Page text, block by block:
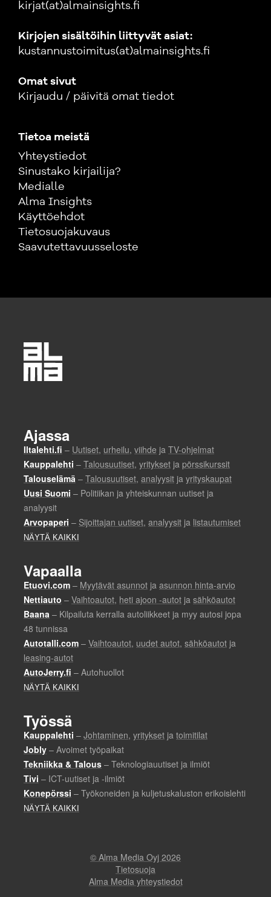
kirjat(at)almainsights.fi
Kirjojen sisältöihin liittyvät asiat:
kustannustoimitus(at)almainsights.fi
Omat sivut
Kirjaudu / päivitä omat tiedot
Tietoa meistä
Yhteystiedot
Sinustako kirjailija?
Medialle
Alma Insights
Käyttöehdot
Tietosuojakuvaus
Saavutettavuusseloste